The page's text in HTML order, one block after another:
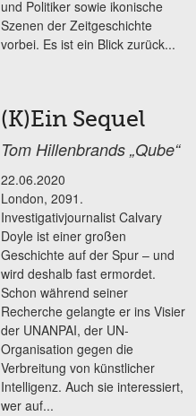
und Politiker sowie ikonische
Szenen der Zeitgeschichte
vorbei. Es ist ein Blick zurück...
(K)Ein Sequel
Tom Hillenbrands „Qube“
22.06.2020
London, 2091.
Investigativjournalist Calvary
Doyle ist einer großen
Geschichte auf der Spur – und
wird deshalb fast ermordet.
Schon während seiner
Recherche gelangte er ins Visier
der UNANPAI, der UN-
Organisation gegen die
Verbreitung von künstlicher
Intelligenz. Auch sie interessiert,
wer auf...